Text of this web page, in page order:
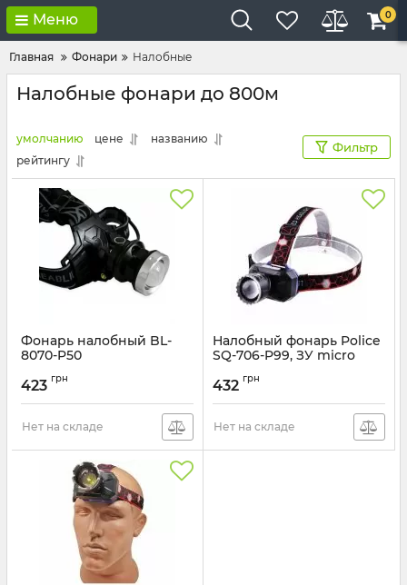
Меню 0
Главная Фонари Налобные
Налобные фонари до 800м
умолчанию цене
названию
рейтингу
Фильтр
Фонарь налобный BL-
8070-P50
423 грн
Нет на складе
Налобный фонарь Police
SQ-706-P99, ЗУ micro
Артикул:
432 грн
Нет на складе